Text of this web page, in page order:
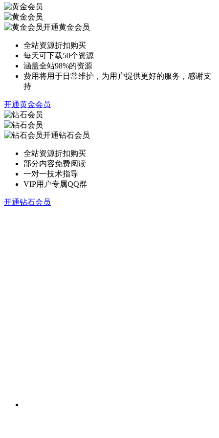
开通黄金会员
全站资源折扣购买
每天可下载50个资源
涵盖全站98%的资源
费用将用于日常维护，为用户提供更好的服务，感谢支
持
开通黄金会员
开通钻石会员
全站资源折扣购买
部分内容免费阅读
一对一技术指导
VIP用户专属QQ群
开通钻石会员